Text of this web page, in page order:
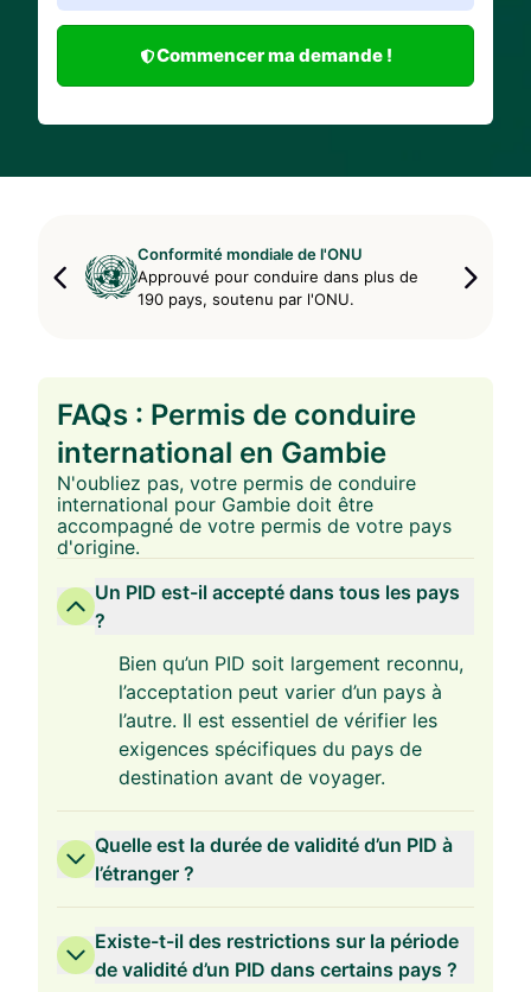
Commencer ma demande !
Conformité mondiale de l'ONU
Approuvé pour conduire dans plus de
190 pays, soutenu par l'ONU.
FAQs : Permis de conduire
international en Gambie
N'oubliez pas, votre permis de conduire
international pour Gambie doit être
accompagné de votre permis de votre pays
d'origine.
Un PID est-il accepté dans tous les pays
?
Bien qu’un PID soit largement reconnu,
l’acceptation peut varier d’un pays à
l’autre. Il est essentiel de vérifier les
exigences spécifiques du pays de
destination avant de voyager.
Quelle est la durée de validité d’un PID à
l’étranger ?
Existe-t-il des restrictions sur la période
de validité d’un PID dans certains pays ?